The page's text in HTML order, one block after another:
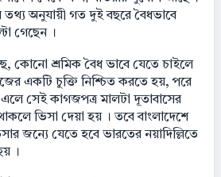
তথ্য অনুযায়ী গত দুই বছরে বৈধভাবে
গেছেন ।
কোনো শ্রমিক বৈধ ভাবে যেতে চাইলে
একটি চুক্তি নিশ্চিত করতে হয়, পরে
সেই কাগজপত্র মালটা দূতাবাসের
ভিসা দেয়া হয় । তবে বাংলাদেশে
জন্যে যেতে হবে ভারতের নয়াদিল্লিতে
।